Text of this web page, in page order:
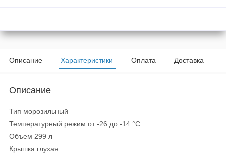
Описание Характеристики Оплата Доставка
Описание
Тип морозильный
Температурный режим от -26 до -14 °С
Объем 299 л
Крышка глухая